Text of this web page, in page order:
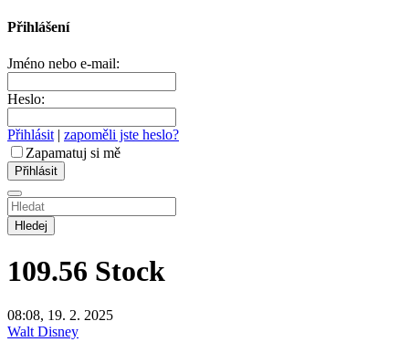
Přihlášení
Jméno nebo e-mail:
Heslo:
Přihlásit | zapoměli jste heslo?
Zapamatuj si mě
Hledej
109.56 Stock
08:08, 19. 2. 2025
Walt Disney